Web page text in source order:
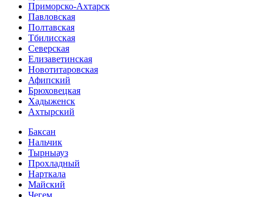
Приморско-Ахтарск
Павловская
Полтавская
Тбилисская
Северская
Елизаветинская
Новотитаровская
Афипский
Брюховецкая
Хадыженск
Ахтырский
Баксан
Нальчик
Тырныауз
Прохладный
Нарткала
Майский
Чегем